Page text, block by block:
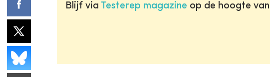
Blijf via Testerep magazine op de hoogte